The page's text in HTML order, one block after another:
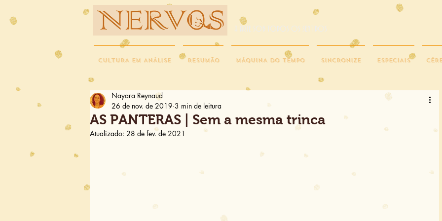
NERVOS A ARTE SOB TODOS OS SENTIDOS
CULTURA EM ANÁLISE RESUMÃO MÁQUINA DO TEMPO SINCRONIZE ESPECIAIS
AS PANTERAS | Sem a mesma trinca
Nayara Reynaud
26 de nov. de 2019 3 min de leitura
Atualizado: 28 de fev. de 2021